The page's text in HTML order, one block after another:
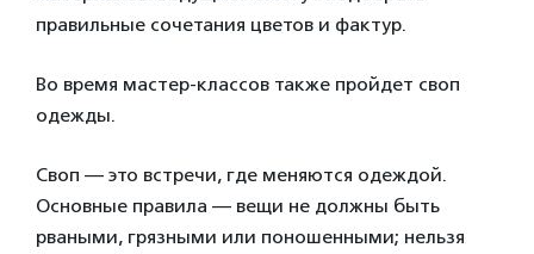
правильные сочетания цветов и фактур.
Во время мастер-классов также пройдет своп
одежды.
Своп — это встречи, где меняются одеждой.
Основные правила — вещи не должны быть
рваными, грязными или поношенными; нельзя